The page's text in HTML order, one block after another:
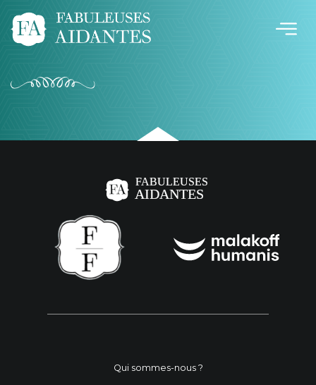
Qui sommes-nous ?